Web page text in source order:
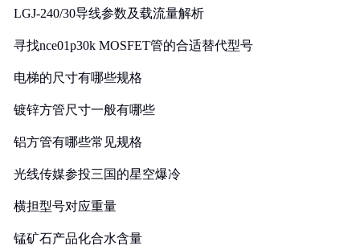
LGJ-240/30导线参数及载流量解析
寻找nce01p30k MOSFET管的合适替代型号
电梯的尺寸有哪些规格
镀锌方管尺寸一般有哪些
铝方管有哪些常见规格
光线传媒参投三国的星空爆冷
横担型号对应重量
锰矿石产品化合水含量